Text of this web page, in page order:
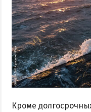
Кроме